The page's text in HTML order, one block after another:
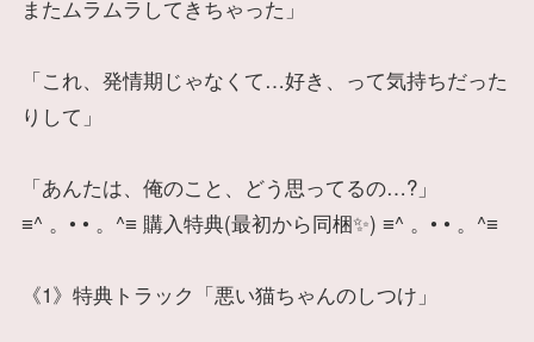
またムラムラしてきちゃった」
「これ、発情期じゃなくて…好き、って気持ちだった
りして」
「あんたは、俺のこと、どう思ってるの…?」
≡^ 。• • 。^≡ 購入特典(最初から同梱✨) ≡^ 。• • 。^≡
《1》特典トラック「悪い猫ちゃんのしつけ」